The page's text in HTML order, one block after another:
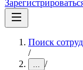
Поиск
/
... /